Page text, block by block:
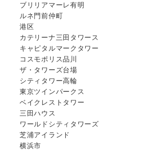
ブリリアマーレ有明
ルネ門前仲町
港区
カテリーナ三田タワース
キャピタルマークタワー
コスモポリス品川
ザ・タワーズ台場
シティタワー高輪
東京ツインパークス
ベイクレストタワー
三田ハウス
ワールドシティタワーズ
芝浦アイランド
横浜市